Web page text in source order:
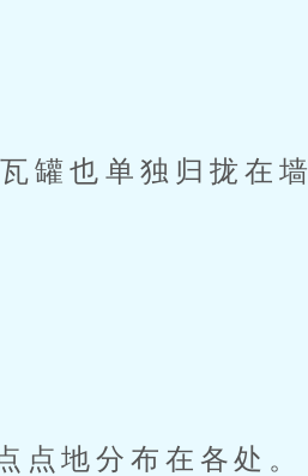
罐也单独归拢在墙
点地分布在各处。